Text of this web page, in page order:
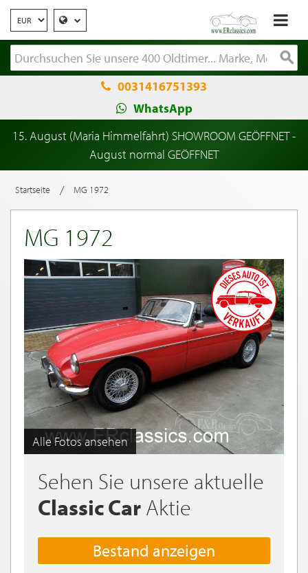
0031416751393
WhatsApp
15. August (Maria Himmelfahrt) SHOWROOM GEÖFFNET -
August normal GEÖFFNET
Startseite / MG 1972
MG 1972
Alle Fotos ansehen
Sehen Sie unsere aktuelle
Classic Car Aktie
Bestand anzeigen